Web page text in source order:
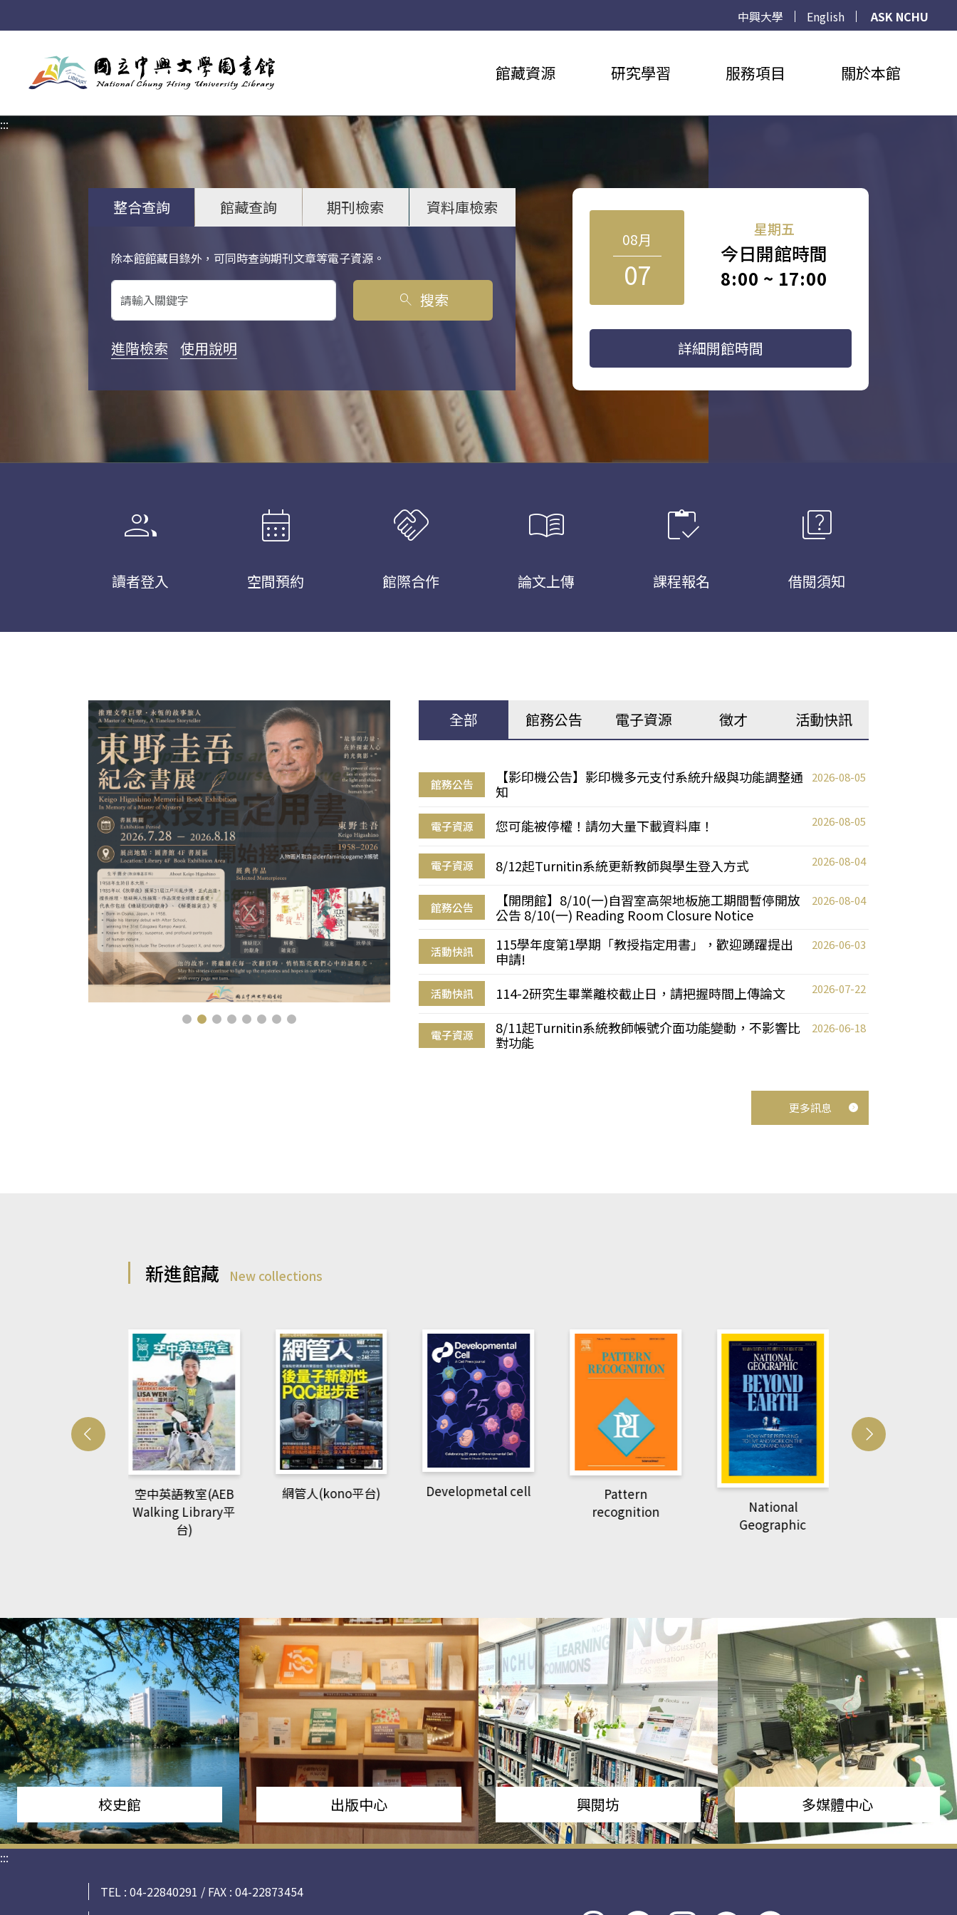
中興大學 English
ASK NCHU
館藏資源 研究學習 服務項目 關於本館
:::
整合查詢 館藏查詢 期刊檢索 資料庫檢索
除本館館藏目錄外，可同時查詢期刊文章等電子資源。
關鍵字搜尋
search 搜索
進階檢索 使用說明
08月
07
星期五
今日開館時間
8:00 ~ 17:00
詳細開館時間
group
讀者登入
calendar_month
空間預約
handshake
館際合作
menu_book
論文上傳
inventory
課程報名
quiz
借閱須知
全部 館務公告 電子資源 徵才 活動快訊
館務公告
【影印機公告】影印機多元支付系統升級與功能調整通
知
2026-08-05
電子資源 您可能被停權！請勿大量下載資料庫！ 2026-08-05
電子資源 8/12起Turnitin系統更新教師與學生登入方式 2026-08-04
館務公告
【開閉館】8/10(一)自習室高架地板施工期間暫停開放
公告 8/10(一) Reading Room Closure Notice
2026-08-04
活動快訊
115學年度第1學期「教授指定用書」，歡迎踴躍提出
申請!
2026-06-03
活動快訊 114-2研究生畢業離校截止日，請把握時間上傳論文 2026-07-22
電子資源
8/11起Turnitin系統教師帳號介面功能變動，不影響比
對功能
2026-06-18
更多訊息
新進館藏 New collections
網管人(kono平台) Developmetal cell
Pattern
National
Geographic
Harvard Business
Review
校史館 出版中心 興閱坊 多媒體中心
:::
TEL : 04-22840291 / FAX : 04-22873454